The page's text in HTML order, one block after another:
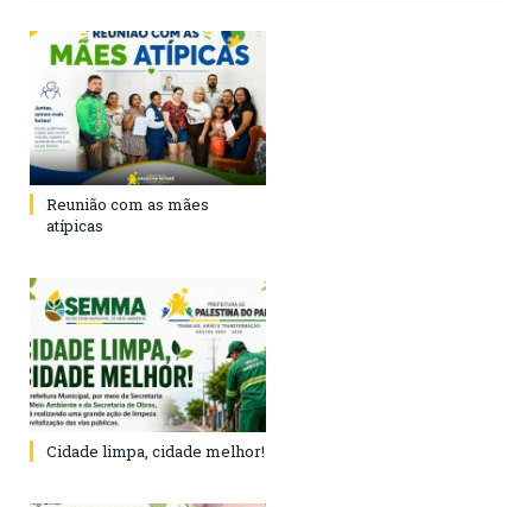
Reunião com as mães
atípicas
Cidade limpa, cidade melhor!